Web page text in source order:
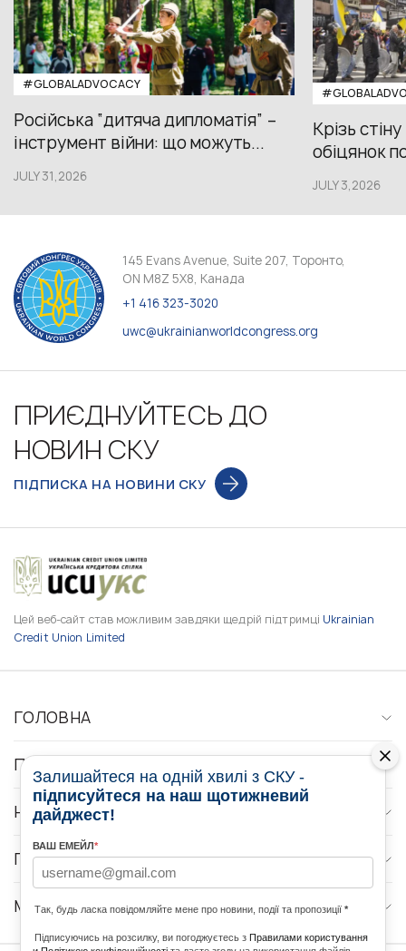
#GLOBALADVOCACY
Російська “дитяча дипломатія” –
інструмент війни: що можуть...
JULY 31,2026
Крізь
обіцянок
JULY 3,2026
145 Evans Avenue, Suite 207, Торонто,
ON M8Z 5X8, Канада
+1 416 323-3020
uwc@ukrainianworldcongress.org
ПРИЄДНУЙТЕСЬ ДО
НОВИН СКУ
ПІДПИСКА НА НОВИНИ СКУ
Цей веб-сайт став можливим завдяки щедрій підтримці Ukrainian
Credit Union Limited
ГОЛОВНА
ПРО НАС
НОВИНИ
ПРОГРАМИ
МЕДІА КОНТАКТИ
Залишайтеся на одній хвилі з СКУ -
підписуйтеся на наш щотижневий
дайджест!
ВАШ ЕМЕЙЛ*
Так, будь ласка повідомляйте мене про новини, події та пропозиції *
Підписуючись на розсилку, ви погоджуєтесь з Правилами користування